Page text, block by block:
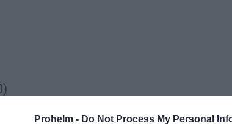
Prohelm - Do Not Process My Personal
alternatívou ku klasickým rúškam na tvár, ktorá